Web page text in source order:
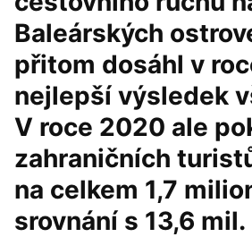
Baleárských
přitom dosáhl v
nejlepší výsledek
V roce 2020 ale
zahraničních
na celkem 1,7
srovnání s 13,6 mil.